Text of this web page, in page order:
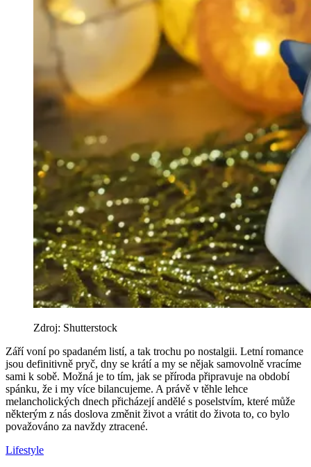
Zdroj: Shutterstock
Září voní po spadaném listí, a tak trochu po nostalgii. Letní romance
jsou definitivně pryč, dny se krátí a my se nějak samovolně vracíme
sami k sobě. Možná je to tím, jak se příroda připravuje na období
spánku, že i my více bilancujeme. A právě v těhle lehce
melancholických dnech přicházejí andělé s poselstvím, které může
některým z nás doslova změnit život a vrátit do života to, co bylo
považováno za navždy ztracené.
Lifestyle